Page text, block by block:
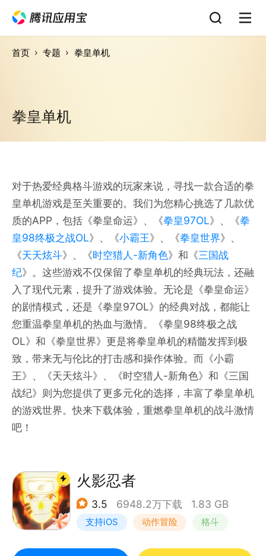
首页 专题 拳皇单机
拳皇单机
对于热爱经典格斗游戏的玩家来说，寻找一款合适的拳
皇单机游戏是至关重要的。我们为您精心挑选了几款优
质的APP，包括《拳皇命运》、《拳皇97OL》、《拳
皇98终极之战OL》、《小霸王》、《拳皇世界》、
《天天炫斗》、《时空猎人-新角色》和《三国战
纪》。这些游戏不仅保留了拳皇单机的经典玩法，还融
入了现代元素，提升了游戏体验。无论是《拳皇命运》
的剧情模式，还是《拳皇97OL》的经典对战，都能让
您重温拳皇单机的热血与激情。《拳皇98终极之战
OL》和《拳皇世界》更是将拳皇单机的精髓发挥到极
致，带来无与伦比的打击感和操作体验。而《小霸
王》、《天天炫斗》、《时空猎人-新角色》和《三国
战纪》则为您提供了更多元化的选择，丰富了拳皇单机
的游戏世界。快来下载体验，重燃拳皇单机的战斗激情
吧！
火影忍者
3.5 6948.2万下载 1.83 GB
支持iOS 动作冒险 格斗